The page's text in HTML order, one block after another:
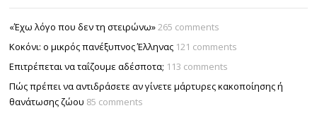
«Έχω λόγο που δεν τη στειρώνω»265 comments
Κοκόνι: ο μικρός πανέξυπνος Έλληνας 121 comments
Επιτρέπεται να ταΐζουµε αδέσποτα; 113 comments
Πώς πρέπει να αντιδράσετε αν γίνετε μάρτυρες κακοποίησης ή
θανάτωσης ζώου 85 comments